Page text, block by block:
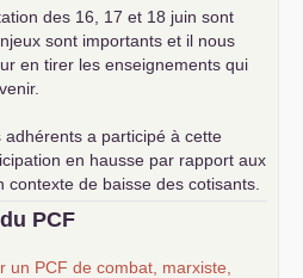
des 16, 17 et 18 juin sont
sont importants et il nous
en tirer les enseignements qui
adhérents a participé à cette
en hausse par rapport aux
de baisse des cotisants.
PCF
un PCF de combat, marxiste,